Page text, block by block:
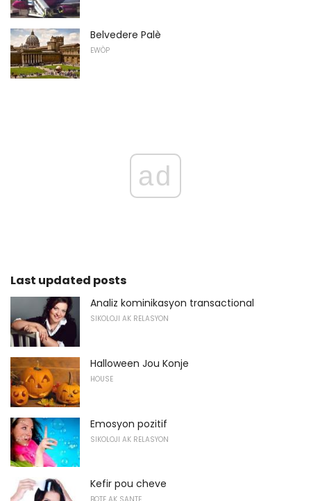
Belvedere Palè
EWÒP
ad
Last updated posts
Analiz kominikasyon transactional
SIKOLOJI AK RELASYON
Halloween Jou Konje
HOUSE
Emosyon pozitif
SIKOLOJI AK RELASYON
Kefir pou cheve